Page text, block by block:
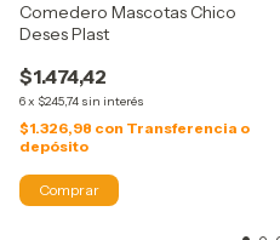
Comedero Mascotas Chico
Deses Plast
$1.474,42
6x $245,74 sin interés
$1.326,98 con Transferencia o
depósito